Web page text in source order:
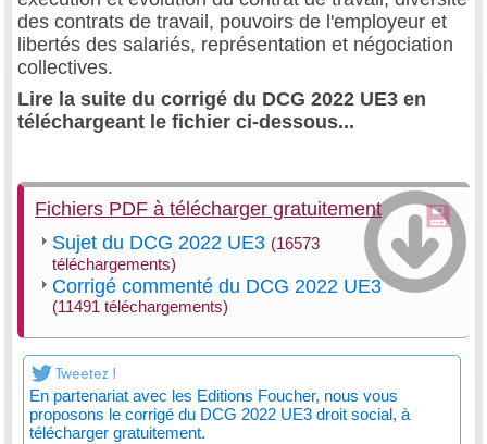
des contrats de travail, pouvoirs de l'employeur et
libertés des salariés, représentation et négociation
collectives.
Lire la suite du corrigé du DCG 2022 UE3 en
téléchargeant le fichier ci-dessous...
Fichiers PDF à télécharger gratuitement
Sujet du DCG 2022 UE3 (16573
téléchargements)
Corrigé commenté du DCG 2022 UE3
(11491 téléchargements)
En partenariat avec les Editions Foucher, nous vous
proposons le corrigé du DCG 2022 UE3 droit social, à
télécharger gratuitement.